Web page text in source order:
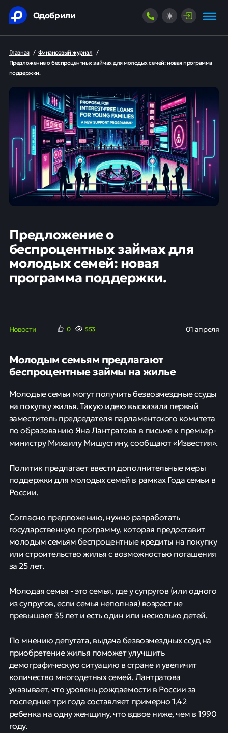
Одобрили
Главная / Финансовый журнал /
Предложение о беспроцентных займах для молодых семей: новая программа
поддержки.
Предложение о
беспроцентных займах для
молодых семей: новая
программа поддержки.
Новости 0 553 01 апреля
Молодым семьям предлагают
беспроцентные займы на жилье
Молодые семьи могут получить безвозмездные ссуды
на покупку жилья. Такую идею высказала первый
заместитель председателя парламентского комитета
по образованию Яна Лантратова в письме к премьер-
министру Михаилу Мишустину, сообщают «Известия».
Политик предлагает ввести дополнительные меры
поддержки для молодых семей в рамках Года семьи в
России.
Согласно предложению, нужно разработать
государственную программу, которая предоставит
молодым семьям беспроцентные кредиты на покупку
или строительство жилья с возможностью погашения
за 25 лет.
Молодая семья - это семья, где у супругов (или одного
из супругов, если семья неполная) возраст не
превышает 35 лет и есть один или несколько детей.
По мнению депутата, выдача безвозмездных ссуд на
приобретение жилья поможет улучшить
демографическую ситуацию в стране и увеличит
количество многодетных семей. Лантратова
указывает, что уровень рождаемости в России за
последние три года составляет примерно 1,42
ребенка на одну женщину, что вдвое ниже, чем в 1990
году.